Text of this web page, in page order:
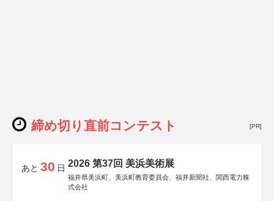
締め切り直前コンテスト [PR]
あと 30 日 2026 第37回 美浜美術展
福井県美浜町、美浜町教育委員会、福井新聞社、関西電力株
式会社